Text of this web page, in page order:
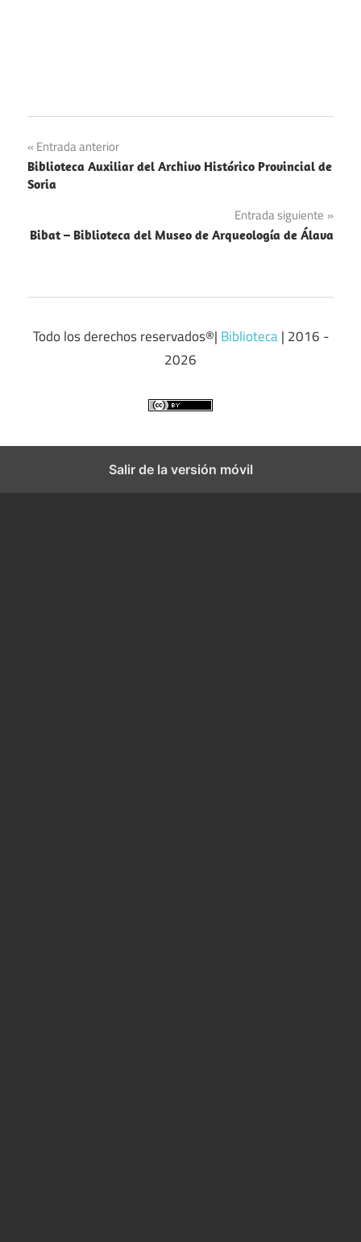
Navegación
de
Entrada anterior
Biblioteca Auxiliar del Archivo Histórico Provincial de
Soria
Entrada siguiente
Bibat – Biblioteca del Museo de Arqueología de Álava
Todo los derechos reservados®| Biblioteca| 2016 -
2026
Salir de la versión móvil